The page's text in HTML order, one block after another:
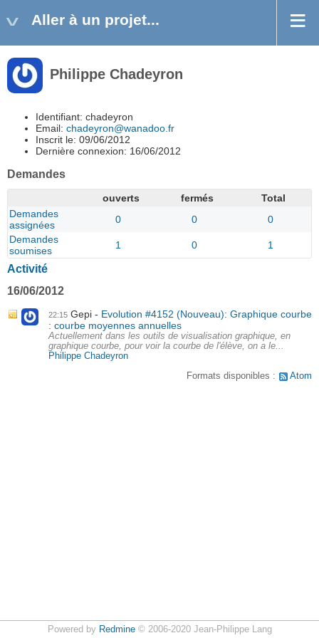
Aller à un projet...
Philippe Chadeyron
Identifiant: chadeyron
Email: chadeyron@wanadoo.fr
Inscrit le: 09/06/2012
Dernière connexion: 16/06/2012
Demandes
ouverts fermés
Total
Demandes
assignées
0 0
0
Demandes
soumises
1 0 1
Activité
16/06/2012
22:15 Gepi
Evolution #4152 (Nouveau): Graphique courbe
: courbe moyennes annuelles
Actuellement dans les outils de visualisation graphique, en
graphique courbe, pour voir la courbe de l'élève, on a le...
Philippe Chadeyron
Formats disponibles :
Atom
Powered by Redmine© 2006-2020 Jean-Philippe Lang